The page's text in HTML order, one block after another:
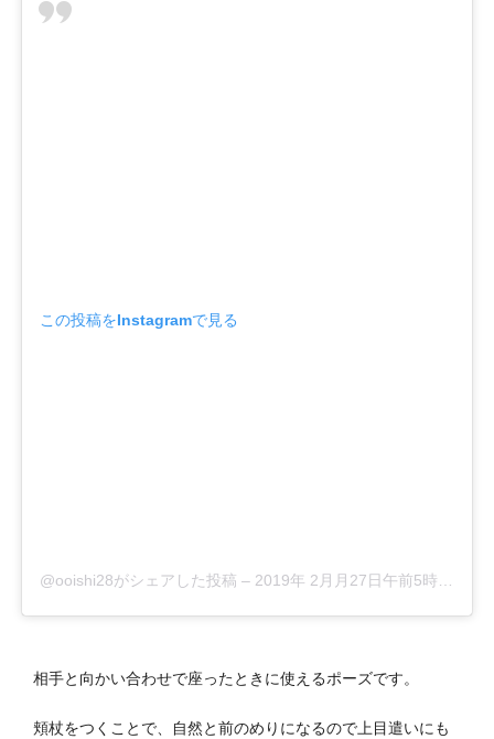
この投稿をInstagramで見る
@ooishi28がシェアした投稿 – 2019年 2月月27日午前5時16分PST
相手と向かい合わせで座ったときに使えるポーズです。
頬杖をつくことで、自然と前のめりになるので上目遣いにも